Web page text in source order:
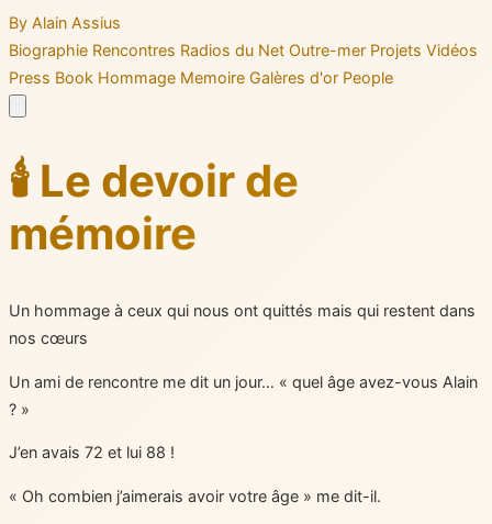
By Alain Assius
Biographie Rencontres Radios du Net Outre-mer Projets Vidéos
Press Book Hommage Memoire Galères d'or People
🕯️ Le devoir de
mémoire
Un hommage à ceux qui nous ont quittés mais qui restent dans
nos cœurs
Un ami de rencontre me dit un jour… « quel âge avez-vous Alain
? »
J’en avais 72 et lui 88 !
« Oh combien j’aimerais avoir votre âge » me dit-il.